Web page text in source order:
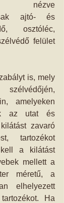
nézve
ajtó- és
osztóléc,
felület
is, mely
amelyeken
az utat és
zavaró
tartozékot
a kilátást
mellett a
méretű, a
elhelyezett
Ha